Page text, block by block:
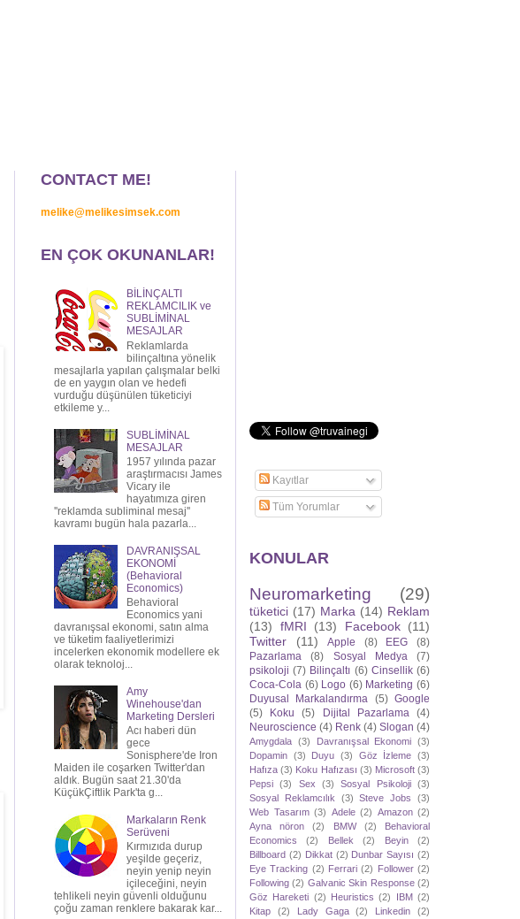
CONTACT ME!
melike@melikesimsek.com
EN ÇOK OKUNANLAR!
BİLİNÇALTI
REKLAMCILIK ve
SUBLİMİNAL
MESAJLAR
Reklamlarda
bilinçaltına yönelik
mesajlarla yapılan çalışmalar belki
de en yaygın olan ve hedefi
vurduğu düşünülen tüketiciyi
etkileme y...
SUBLİMİNAL
MESAJLAR
1957 yılında pazar
araştırmacısı James
Vicary ile
hayatımıza giren
''reklamda subliminal mesaj''
kavramı bugün hala pazarla...
DAVRANIŞSAL
EKONOMİ
(Behavioral
Economics)
Behavioral
Economics yani
davranışsal ekonomi, satın alma
ve tüketim faaliyetlerimizi
incelerken ekonomik modellere ek
olarak teknoloj...
Amy
Winehouse'dan
Marketing Dersleri
Acı haberi dün
gece
Sonisphere'de Iron
Maiden ile coşarken Twitter'dan
aldık. Bugün saat 21.30'da
KüçükÇiftlik Park'ta g...
Markaların Renk
Serüveni
Kırmızıda durup
yeşilde geçeriz,
neyin yenip neyin
içileceğini, neyin
tehlikeli neyin güvenli olduğunu
çoğu zaman renklere bakarak kar...
Kayıtlar
Tüm Yorumlar
KONULAR
Neuromarketing (29)
tüketici (17) Marka (14) Reklam
(13)
fMRI (13) Facebook (11)
Twitter
(11) Apple (8) EEG
(8)
Pazarlama
(8) Sosyal Medya
(7)
psikoloji (7) Bilinçaltı (6) Cinsellik (6)
Coca-Cola (6) Logo (6) Marketing (6)
Duyusal Markalandırma (5) Google
(5)
Koku (5) Dijital Pazarlama (4)
Neuroscience (4) Renk (4) Slogan (4)
Amygdala (3) Davranışsal Ekonomi (3)
Dopamin (3) Duyu (3) Göz İzleme (3)
Hafıza (3) Koku Hafızası (3) Microsoft (3)
Pepsi
(3) Sex (3) Sosyal Psikoloji
(3)
Sosyal Reklamcılık
(3) Steve Jobs
(3)
Web Tasarım (3) Adele (2) Amazon (2)
Ayna nöron
(2) BMW (2)
Behavioral
Economics
(2) Bellek (2) Beyin
(2)
Billboard (2) Dikkat (2) Dunbar Sayısı (2)
Eye Tracking (2) Ferrari (2) Follower (2)
Following (2) Galvanic Skin Response (2)
Göz Hareketi (2) Heuristics (2) IBM (2)
Kitap
(2) Lady Gaga (2) Linkedin
(2)